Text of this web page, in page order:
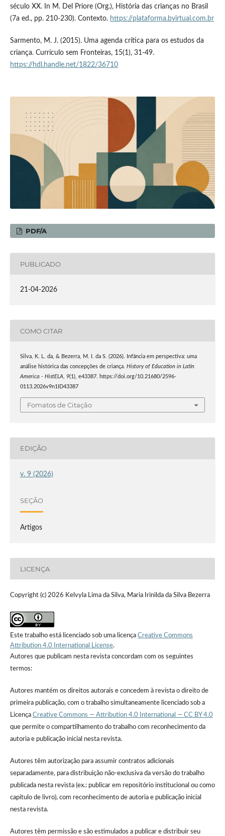
século XX. In M. Del Priore (Org.), História das crianças no Brasil
(7a ed., pp. 210-230). Contexto. https://plataforma.bvirtual.com.br
Sarmento, M. J. (2015). Uma agenda crítica para os estudos da
criança. Currículo sem Fronteiras, 15(1), 31-49.
https://hdl.handle.net/1822/36710
PDF/A
PUBLICADO
21-04-2026
COMO CITAR
Silva, K. L. da, & Bezerra, M. I. da S. (2026). Infância em perspectiva: uma
análise histórica das concepções de criança. History of Education in Latin
America - HistELA, 9(1), e43387. https://doi.org/10.21680/2596-
0113.2026v9n1ID43387
Fomatos de Citação
EDIÇÃO
v. 9 (2026)
SEÇÃO
Artigos
LICENÇA
Copyright (c) 2026 Kelvyla Lima da Silva, Maria Irinilda da Silva Bezerra
Este trabalho está licenciado sob uma licença Creative Commons
Attribution 4.0 International License.
Autores que publicam nesta revista concordam com os seguintes
termos:
Autores mantém os direitos autorais e concedem à revista o direito de
primeira publicação, com o trabalho simultaneamente licenciado sob a
Licença Creative Commons — Attribution 4.0 International — CC BY 4.0
que permite o compartilhamento do trabalho com reconhecimento da
autoria e publicação inicial nesta revista.
Autores têm autorização para assumir contratos adicionais
separadamente, para distribuição não-exclusiva da versão do trabalho
publicada nesta revista (ex.: publicar em repositório institucional ou como
capítulo de livro), com reconhecimento de autoria e publicação inicial
nesta revista.
Autores têm permissão e são estimulados a publicar e distribuir seu